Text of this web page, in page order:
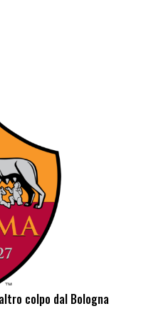
colpo dal Bologna